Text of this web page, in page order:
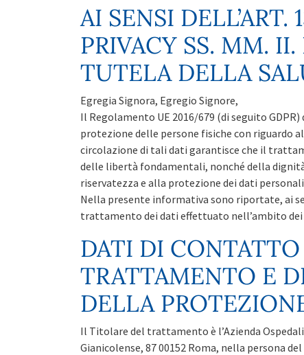
AI SENSI DELL’ART.
PRIVACY SS. MM.
TUTELA DELLA
Egregia Signora, Egregio Signore,
Il Regolamento UE 2016/679 (di seguito
protezione delle persone fisiche con riguardo
circolazione di tali dati garantisce che il
delle libertà fondamentali, nonché della
riservatezza e alla protezione dei dati
Nella presente informativa sono riportate, ai
trattamento dei dati effettuato nell’ambito
DATI DI
TRATTAMENTO E
DELLA
Il Titolare del trattamento è l’Azienda
Gianicolense, 87 00152 Roma, nella persona